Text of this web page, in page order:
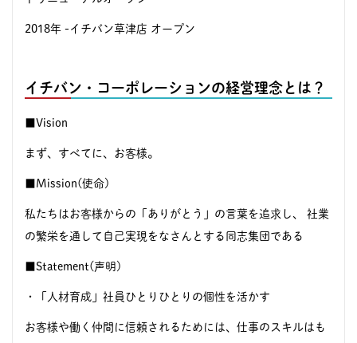
2018年 -イチバン草津店 オープン
イチバン・コーポレーションの経営理念とは？
■Vision
まず、すべてに、お客様。
■Mission(使命)
私たちはお客様からの「ありがとう」の言葉を追求し、 社業
の繁栄を通して自己実現をなさんとする同志集団である
■Statement(声明)
・「人材育成」社員ひとりひとりの個性を活かす
お客様や働く仲間に信頼されるためには、仕事のスキルはも